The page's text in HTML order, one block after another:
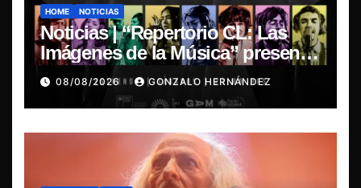
HOME NOTICIAS
Noticias | “Repertorio CL: Las
Imágenes de la Música” presenta
la esencia del nuevo sonido
nacional
08/08/2026 GONZALO HERNÁNDEZ